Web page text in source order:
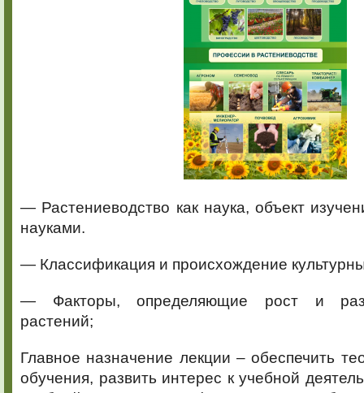
— Растениеводство как наука, объект
науками.
— Классификация и происхождение
— Факторы, определяющие рост и
растений;
Главное назначение лекции – обеспечить
обучения, развить интерес к учебной